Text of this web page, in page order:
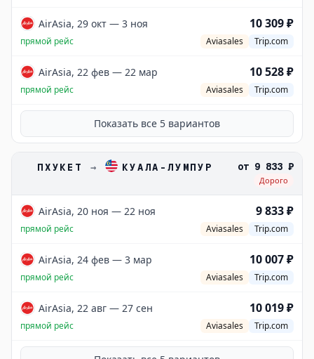
AirAsia, 29 окт — 3 ноя 10 309 ₽
прямой рейс Aviasales Trip.com
AirAsia, 22 фев — 22 мар 10 528 ₽
прямой рейс Aviasales Trip.com
Показать все 5 вариантов
ПХУКЕТ → КУАЛА-ЛУМПУР от 9 833 ₽
Дорого
AirAsia, 20 ноя — 22 ноя 9 833 ₽
прямой рейс Aviasales Trip.com
AirAsia, 24 фев — 3 мар 10 007 ₽
прямой рейс Aviasales Trip.com
AirAsia, 22 авг — 27 сен 10 019 ₽
прямой рейс Aviasales Trip.com